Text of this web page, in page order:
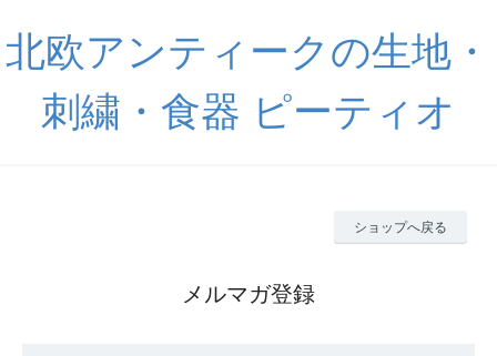
北欧アンティークの生地・
刺繍・食器 ピーティオ
ショップへ戻る
メルマガ登録